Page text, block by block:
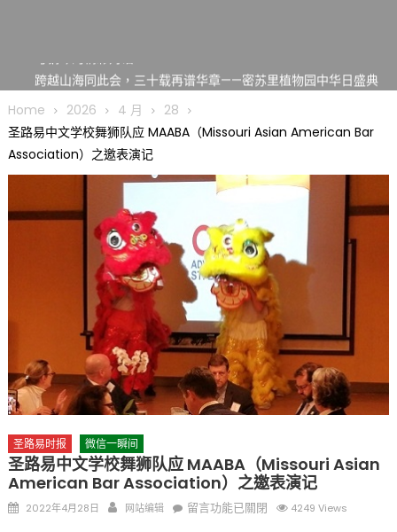
跨越山海同此会，三十载再谱华章——密苏里植物园中华日盛典
圆满举行
圣路易龙舟俱乐部5月16日龙舟体验日 邀请各界亲身体验划行乐
趣 + 水上竞速魅力
三十二载跨越时空的相逢
执掌密苏里植物园近四十年 致力推动全球植物多样性研究与中美
合作 Peter Raven 博士逝世 享年89岁
一晃三十年，初夏又相逢。中华日，等你来赴约 —— 密苏里植物
园“中华日三十周年特别报道（五）
筝声与琴韵交汇：刘励(Li Statler)与钢琴家Darek演绎一场古筝
与钢琴的精彩对话
Home 2026 4 月
28
圣路易中文学校舞狮队应 MAABA（Missouri Asian American Bar
Association）之邀表演记
圣路易时报 微信一瞬间
圣路易中文学校舞狮队应 MAABA（Missouri Asian
American Bar Association）之邀表演记
Posted
2022年4月28日 Author
网站编辑
在
留言功能已關閉 4249 Views